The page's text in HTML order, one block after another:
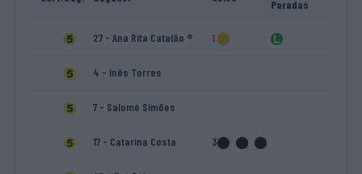
Paradas
27 - Ana Rita Catalão ® 1
4 - Inês Torres
7 - Salomé Simões
17 - Catarina Costa 3